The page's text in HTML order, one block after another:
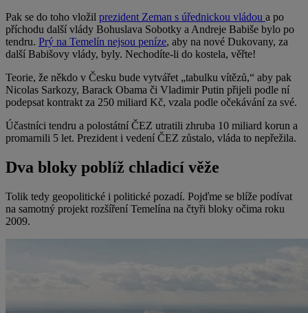
Pak se do toho vložil prezident Zeman s úřednickou vládou a po
příchodu další vlády Bohuslava Sobotky a Andreje Babiše bylo po
tendru. Prý na Temelín nejsou peníze, aby na nové Dukovany, za
další Babišovy vlády, byly. Nechodíte-li do kostela, věřte!
Teorie, že někdo v Česku bude vytvářet „tabulku vítězů,“ aby pak
Nicolas Sarkozy, Barack Obama či Vladimir Putin přijeli podle ní
podepsat kontrakt za 250 miliard Kč, vzala podle očekávání za své.
Účastníci tendru a polostátní ČEZ utratili zhruba 10 miliard korun a
promarnili 5 let. Prezident i vedení ČEZ zůstalo, vláda to nepřežila.
Dva bloky poblíž chladicí věže
Tolik tedy geopolitické i politické pozadí. Pojďme se blíže podívat
na samotný projekt rozšíření Temelína na čtyři bloky očima roku
2009.